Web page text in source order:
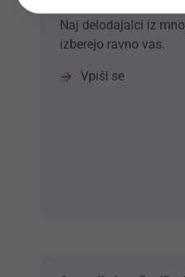
Naj delodajalci iz
izberejo ravno vas.
Vpiši se